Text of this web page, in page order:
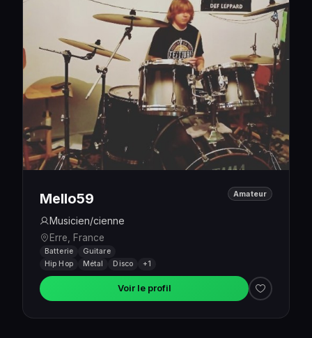
Mello59
Musicien/cienne
Erre, France
Amateur
Batterie
Guitare
Hip Hop
Métal Disco +1
Voir le profil